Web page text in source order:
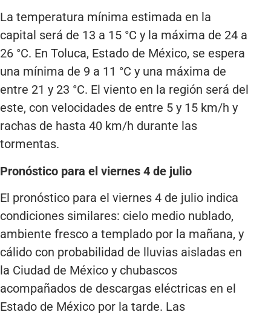
La temperatura mínima estimada en la
capital será de 13 a 15 °C y la máxima de 24 a
26 °C. En Toluca, Estado de México, se espera
una mínima de 9 a 11 °C y una máxima de
entre 21 y 23 °C. El viento en la región será del
este, con velocidades de entre 5 y 15 km/h y
rachas de hasta 40 km/h durante las
tormentas.
Pronóstico para el viernes 4 de julio
El pronóstico para el viernes 4 de julio indica
condiciones similares: cielo medio nublado,
ambiente fresco a templado por la mañana, y
cálido con probabilidad de lluvias aisladas en
la Ciudad de México y chubascos
acompañados de descargas eléctricas en el
Estado de México por la tarde. Las